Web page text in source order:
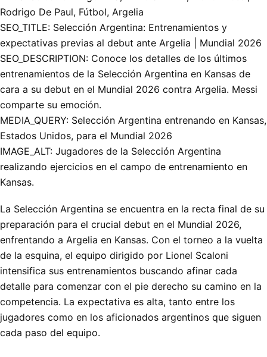
Rodrigo De Paul, Fútbol, Argelia
SEO_TITLE: Selección Argentina: Entrenamientos y
expectativas previas al debut ante Argelia | Mundial 2026
SEO_DESCRIPTION: Conoce los detalles de los últimos
entrenamientos de la Selección Argentina en Kansas de
cara a su debut en el Mundial 2026 contra Argelia. Messi
comparte su emoción.
MEDIA_QUERY: Selección Argentina entrenando en Kansas,
Estados Unidos, para el Mundial 2026
IMAGE_ALT: Jugadores de la Selección Argentina
realizando ejercicios en el campo de entrenamiento en
Kansas.
La Selección Argentina se encuentra en la recta final de su
preparación para el crucial debut en el Mundial 2026,
enfrentando a Argelia en Kansas. Con el torneo a la vuelta
de la esquina, el equipo dirigido por Lionel Scaloni
intensifica sus entrenamientos buscando afinar cada
detalle para comenzar con el pie derecho su camino en la
competencia. La expectativa es alta, tanto entre los
jugadores como en los aficionados argentinos que siguen
cada paso del equipo.